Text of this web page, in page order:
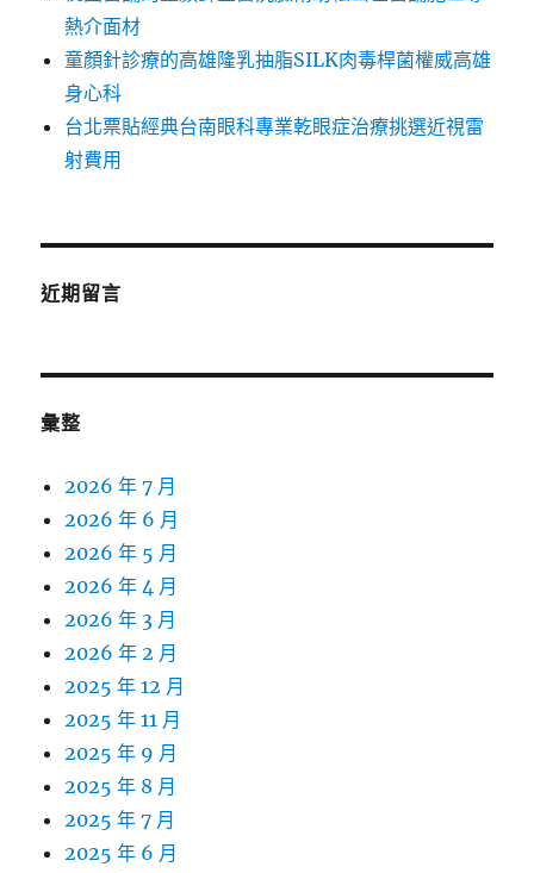
熱介面材
童顏針診療的高雄隆乳抽脂SILK肉毒桿菌權威高雄
身心科
台北票貼經典台南眼科專業乾眼症治療挑選近視雷
射費用
近期留言
彙整
2026 年 7 月
2026 年 6 月
2026 年 5 月
2026 年 4 月
2026 年 3 月
2026 年 2 月
2025 年 12 月
2025 年 11 月
2025 年 9 月
2025 年 8 月
2025 年 7 月
2025 年 6 月